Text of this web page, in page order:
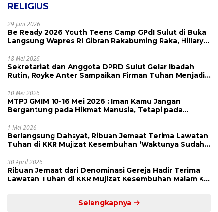
RELIGIUS
29 Juni 2026
Be Ready 2026 Youth Teens Camp GPdI Sulut di Buka
Langsung Wapres RI Gibran Rakabuming Raka, Hillary
18 Mei 2026
Sekretariat dan Anggota DPRD Sulut Gelar Ibadah
Rutin, Royke Anter Sampaikan Firman Tuhan Menjadi
10 Mei 2026
MTPJ GMIM 10-16 Mei 2026 : Iman Kamu Jangan
Bergantung pada Hikmat Manusia, Tetapi pada
1 Mei 2026
Berlangsung Dahsyat, Ribuan Jemaat Terima Lawatan
Tuhan di KKR Mujizat Kesembuhan ‘Waktunya Sudah
30 April 2026
Ribuan Jemaat dari Denominasi Gereja Hadir Terima
Lawatan Tuhan di KKR Mujizat Kesembuhan Malam Ke
Selengkapnya